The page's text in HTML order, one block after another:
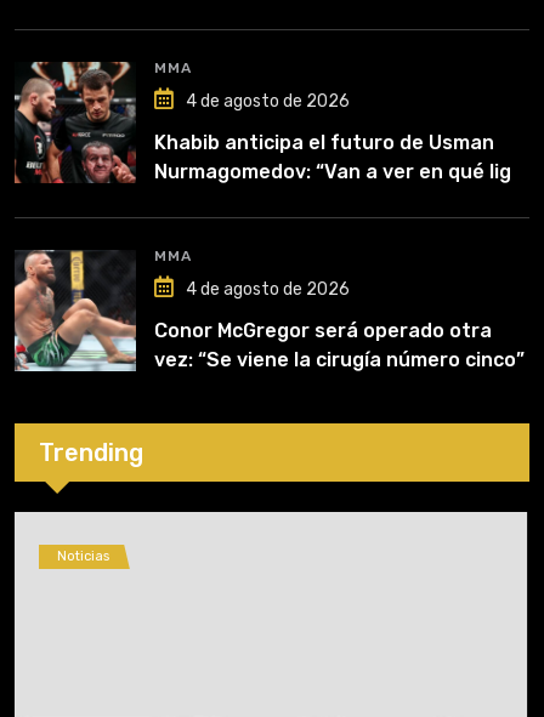
MMA
4 de agosto de 2026
Khabib anticipa el futuro de Usman
Nurmagomedov: “Van a ver en qué liga
MMA
4 de agosto de 2026
Conor McGregor será operado otra
vez: “Se viene la cirugía número cinco”
Trending
Noticias